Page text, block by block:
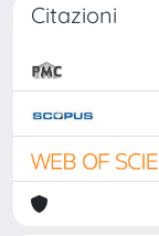
Citazioni